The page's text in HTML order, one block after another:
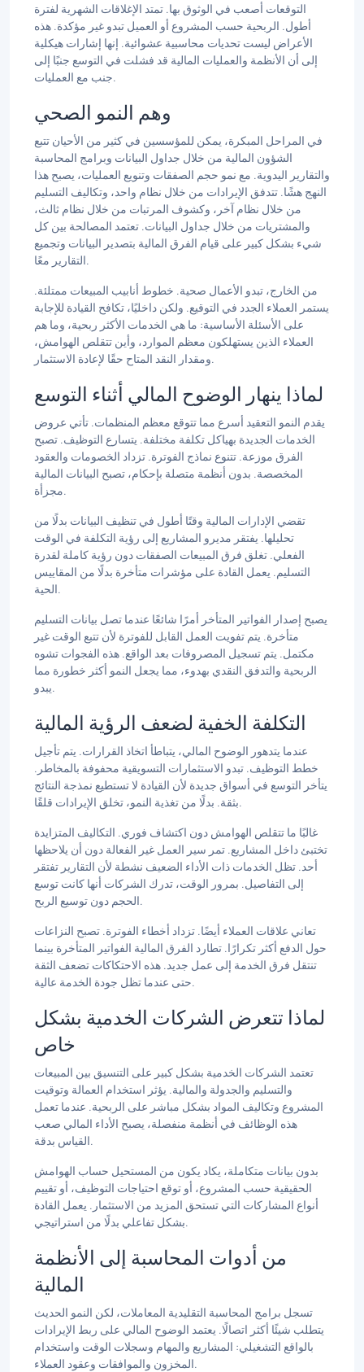
التوقعات أصعب في الوثوق بها. تمتد الإغلاقات الشهرية لفترة
أطول. الربحية حسب المشروع أو العميل تبدو غير مؤكدة. هذه
الأعراض ليست تحديات محاسبية عشوائية. إنها إشارات هيكلية
إلى أن الأنظمة والعمليات المالية قد فشلت في التوسع جنبًا إلى
جنب مع العمليات.
وهم النمو الصحي
في المراحل المبكرة، يمكن للمؤسسين في كثير من الأحيان تتبع
الشؤون المالية من خلال جداول البيانات وبرامج المحاسبة
والتقارير اليدوية. مع نمو حجم الصفقات وتنويع العمليات، يصبح هذا
النهج هشًا. تتدفق الإيرادات من خلال نظام واحد، وتكاليف التسليم
من خلال نظام آخر، وكشوف المرتبات من خلال نظام ثالث،
والمشتريات من خلال جداول البيانات. تعتمد المصالحة بين كل
شيء بشكل كبير على قيام الفرق المالية بتصدير البيانات وتجميع
التقارير معًا.
من الخارج، تبدو الأعمال صحية. خطوط أنابيب المبيعات ممتلئة.
يستمر العملاء الجدد في التوقيع. ولكن داخليًا، تكافح القيادة للإجابة
على الأسئلة الأساسية: ما هي الخدمات الأكثر ربحية، وما هم
العملاء الذين يستهلكون معظم الموارد، وأين تتقلص الهوامش،
ومقدار النقد المتاح حقًا لإعادة الاستثمار.
لماذا ينهار الوضوح المالي أثناء التوسع
يقدم النمو التعقيد أسرع مما تتوقع معظم المنظمات. تأتي عروض
الخدمات الجديدة بهياكل تكلفة مختلفة. يتسارع التوظيف. تصبح
الفرق موزعة. تتنوع نماذج الفوترة. تزداد الخصومات والعقود
المخصصة. بدون أنظمة متصلة بإحكام، تصبح البيانات المالية
مجزأة.
تقضي الإدارات المالية وقتًا أطول في تنظيف البيانات بدلًا من
تحليلها. يفتقر مديرو المشاريع إلى رؤية التكلفة في الوقت
الفعلي. تغلق فرق المبيعات الصفقات دون رؤية كاملة لقدرة
التسليم. يعمل القادة على مؤشرات متأخرة بدلًا من المقاييس
الحية.
يصبح إصدار الفواتير المتأخر أمرًا شائعًا عندما تصل بيانات التسليم
متأخرة. يتم تفويت العمل القابل للفوترة لأن تتبع الوقت غير
مكتمل. يتم تسجيل المصروفات بعد الواقع. هذه الفجوات تشوه
الربحية والتدفق النقدي بهدوء، مما يجعل النمو أكثر خطورة مما
يبدو.
التكلفة الخفية لضعف الرؤية المالية
عندما يتدهور الوضوح المالي، يتباطأ اتخاذ القرارات. يتم تأجيل
خطط التوظيف. تبدو الاستثمارات التسويقية محفوفة بالمخاطر.
يتأخر التوسع في أسواق جديدة لأن القيادة لا تستطيع نمذجة النتائج
بثقة. بدلًا من تغذية النمو، تخلق الإيرادات قلقًا.
غالبًا ما تتقلص الهوامش دون اكتشاف فوري. التكاليف المتزايدة
تختبئ داخل المشاريع. تمر سير العمل غير الفعالة دون أن يلاحظها
أحد. تظل الخدمات ذات الأداء الضعيف نشطة لأن التقارير تفتقر
إلى التفاصيل. بمرور الوقت، تدرك الشركات أنها كانت توسع
الحجم دون توسيع الربح.
تعاني علاقات العملاء أيضًا. تزداد أخطاء الفوترة. تصبح النزاعات
حول الدفع أكثر تكرارًا. تطارد الفرق المالية الفواتير المتأخرة بينما
تنتقل فرق الخدمة إلى عمل جديد. هذه الاحتكاكات تضعف الثقة
حتى عندما تظل جودة الخدمة عالية.
لماذا تتعرض الشركات الخدمية بشكل
خاص
تعتمد الشركات الخدمية بشكل كبير على التنسيق بين المبيعات
والتسليم والجدولة والمالية. يؤثر استخدام العمالة وتوقيت
المشروع وتكاليف المواد بشكل مباشر على الربحية. عندما تعمل
هذه الوظائف في أنظمة منفصلة، يصبح الأداء المالي صعب
القياس بدقة.
بدون بيانات متكاملة، يكاد يكون من المستحيل حساب الهوامش
الحقيقية حسب المشروع، أو توقع احتياجات التوظيف، أو تقييم
أنواع المشاركات التي تستحق المزيد من الاستثمار. يعمل القادة
بشكل تفاعلي بدلًا من استراتيجي.
من أدوات المحاسبة إلى الأنظمة
المالية
تسجل برامج المحاسبة التقليدية المعاملات، لكن النمو الحديث
يتطلب شيئًا أكثر اتصالًا. يعتمد الوضوح المالي على ربط الإيرادات
بالواقع التشغيلي: المشاريع والمهام وسجلات الوقت واستخدام
المخزون والموافقات وعقود العملاء.